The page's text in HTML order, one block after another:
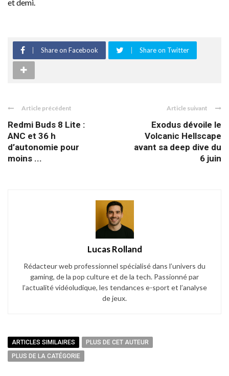
et demi.
Share on Facebook Share on Twitter
Article précédent
Redmi Buds 8 Lite :
ANC et 36 h
d’autonomie pour
moins ...
Article suivant
Exodus dévoile le
Volcanic Hellscape
avant sa deep dive du
6 juin
Lucas Rolland
Rédacteur web professionnel spécialisé dans l’univers du
gaming, de la pop culture et de la tech. Passionné par
l’actualité vidéoludique, les tendances e-sport et l’analyse
de jeux.
ARTICLES SIMILAIRES
PLUS DE CET AUTEUR
PLUS DE LA CATÉGORIE